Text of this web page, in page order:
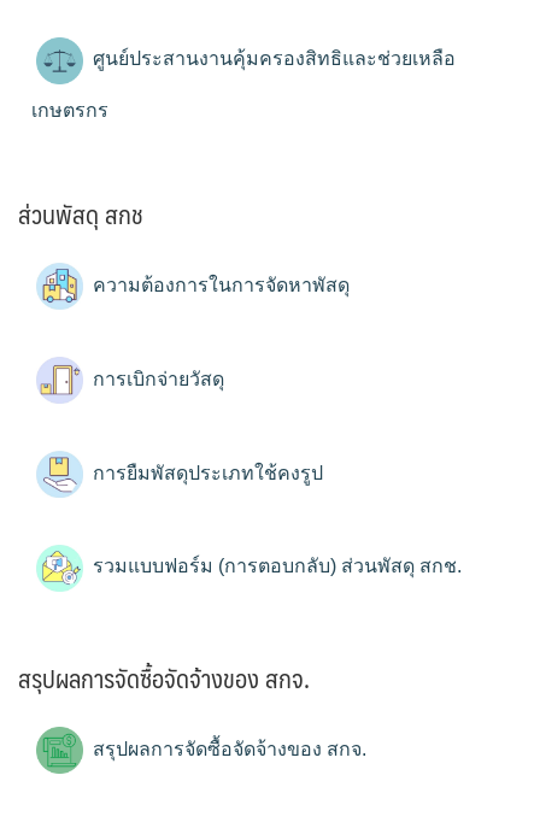
ศูนย์ประสานงานคุ้มครองสิทธิและช่วยเหลือ
เกษตรกร
ส่วนพัสดุ สกช
ความต้องการในการจัดหาพัสดุ
การเบิกจ่ายวัสดุ
การยืมพัสดุประเภทใช้คงรูป
รวมแบบฟอร์ม (การตอบกลับ) ส่วนพัสดุ สกช.
สรุปผลการจัดซื้อจัดจ้างของ สกจ.
สรุปผลการจัดซื้อจัดจ้างของ สกจ.